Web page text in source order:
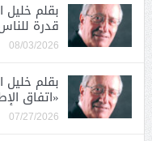
بقلم
قدرة
08/03/2026
بقلم خليل
«اتفاق
07/27/2026